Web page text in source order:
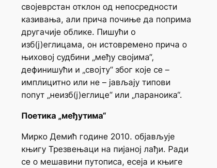
својеврстан отклон од непосредности
казивања, али прича почиње да поприма
другачије облике. Пишући о
изб(ј)еглицама, он истовремено прича о
њиховој судбини „међу својима“,
дефинишући и „својту“ због које се –
имплицитно или не – јављају типови
попут „неизб(ј)еглице“ или „параноика“.
Поетика „међутима“
Мирко Демић године 2010. објављује
књигу Трезвењаци на пијаној лађи. Ради
се о мешавини путописа, есеја и књиге